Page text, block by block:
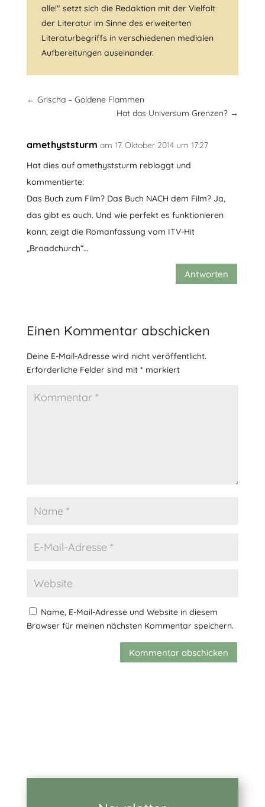
alle!" setzt sich die Redaktion mit der Vielfalt
der Literatur im Sinne des erweiterten
Literaturbegriffs in verschiedenen medialen
Aufbereitungen auseinander.
← Grischa – Goldene Flammen
Hat das Universum Grenzen? →
amethyststurm am 17. Oktober 2014 um 17:27
Hat dies auf amethyststurm rebloggt und
kommentierte:
Das Buch zum Film? Das Buch NACH dem Film? Ja,
das gibt es auch. Und wie perfekt es funktionieren
kann, zeigt die Romanfassung vom ITV-Hit
„Broadchurch“…
Antworten
Einen Kommentar abschicken
Deine E-Mail-Adresse wird nicht veröffentlicht.
Erforderliche Felder sind mit * markiert
Name, E-Mail-Adresse und Website in diesem
Browser für meinen nächsten Kommentar speichern.
Kommentar abschicken